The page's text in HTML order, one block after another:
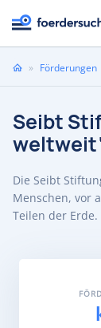
Sie» Förderungen
Seibt
Die Seibt
Menschen, vor
Teilen der Erde.